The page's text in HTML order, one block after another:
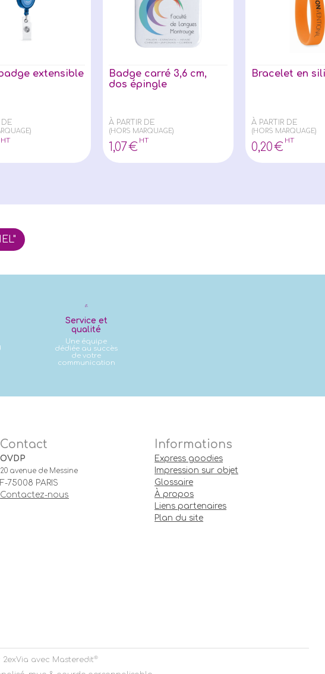
extensible
DE
HT
Badge carré 3,6 cm,
dos épingle
À PARTIR DE
(HORS MARQUAGE)
1 ,07€
HT
Bracelet en
À PARTIR DE
(HORS MARQUAGE)
0,20€
HT
Service et
qualité
Une équipe
dédiée au succès
de votre
communication
Contact
OVDP
20 avenue de Messine
F-75008 PARIS
Contactez-nous
Informations
Express goodies
Impression sur objet
Glossaire
À propos
Liens partenaires
Plan du site
2exVia avec Masteredit®